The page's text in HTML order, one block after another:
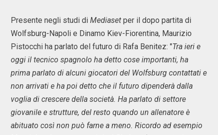
Presente negli studi di Mediaset per il dopo partita di
Wolfsburg-Napoli e Dinamo Kiev-Fiorentina, Maurizio
Pistocchi ha parlato del futuro di Rafa Benitez: "Tra ieri e
oggi il tecnico spagnolo ha detto cose importanti, ha
prima parlato di alcuni giocatori del Wolfsburg contattati e
non arrivati e ha poi detto che il futuro dipenderà dalla
voglia di crescere della società. Ha parlato di settore
giovanile e strutture, del resto quando un allenatore è
abituato così non può farne a meno. Ricordo ad esempio